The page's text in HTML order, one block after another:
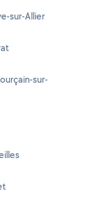
sur-Allier
sur-